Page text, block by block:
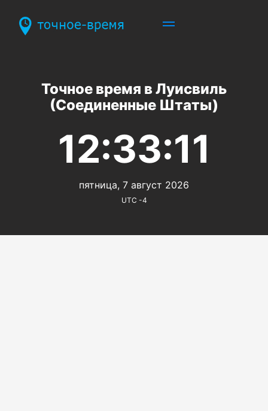
Точное время в Луисвиль
(Соединенные Штаты)
12:33:11
пятница, 7 август 2026
UTC -4